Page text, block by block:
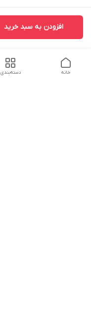
افزودن به سبد خرید
دسته‌بندی خانه